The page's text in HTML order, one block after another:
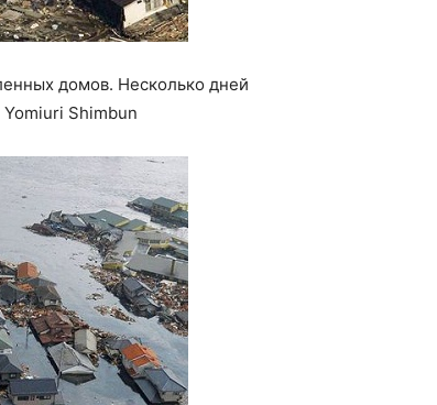
домов. Несколько дней
Yomiuri Shimbun